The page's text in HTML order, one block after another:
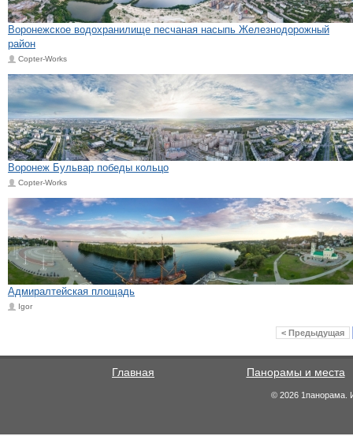
Воронежское водохранилище песчаная насыпь Железнодорожный
район
Copter-Works
Воронеж Бульвар победы кольцо
Copter-Works
Адмиралтейская площадь
Igor
< Предыдущая
Главная Панорамы и места
© 2026 1панорама.